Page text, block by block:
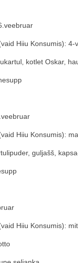
Hiiu Konsumis): 4-
kotlet Oskar,
Hiiu Konsumis):
guljašš,
Hiiu Konsumis):